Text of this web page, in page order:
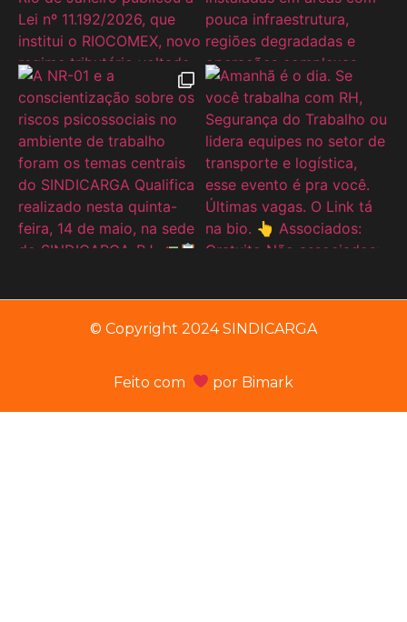
© Copyright 2024 SINDICARGA
Feito com por Bimark